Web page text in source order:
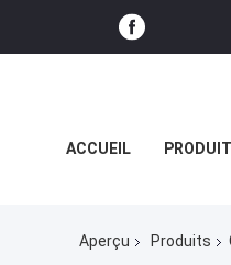
ACCUEIL
Aperçu Produits